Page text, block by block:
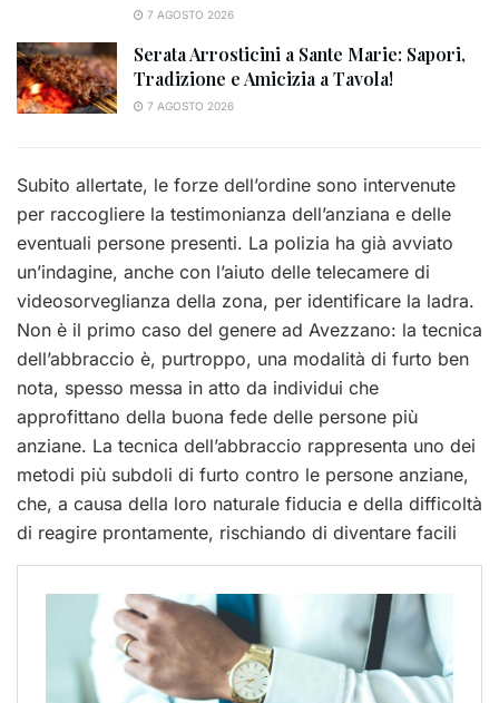
7 AGOSTO 2026
Serata Arrosticini a Sante Marie: Sapori,
Tradizione e Amicizia a Tavola!
7 AGOSTO 2026
Subito allertate, le forze dell’ordine sono intervenute
per raccogliere la testimonianza dell’anziana e delle
eventuali persone presenti. La polizia ha già avviato
un’indagine, anche con l’aiuto delle telecamere di
videosorveglianza della zona, per identificare la ladra.
Non è il primo caso del genere ad Avezzano: la tecnica
dell’abbraccio è, purtroppo, una modalità di furto ben
nota, spesso messa in atto da individui che
approfittano della buona fede delle persone più
anziane. La tecnica dell’abbraccio rappresenta uno dei
metodi più subdoli di furto contro le persone anziane,
che, a causa della loro naturale fiducia e della difficoltà
di reagire prontamente, rischiando di diventare facili